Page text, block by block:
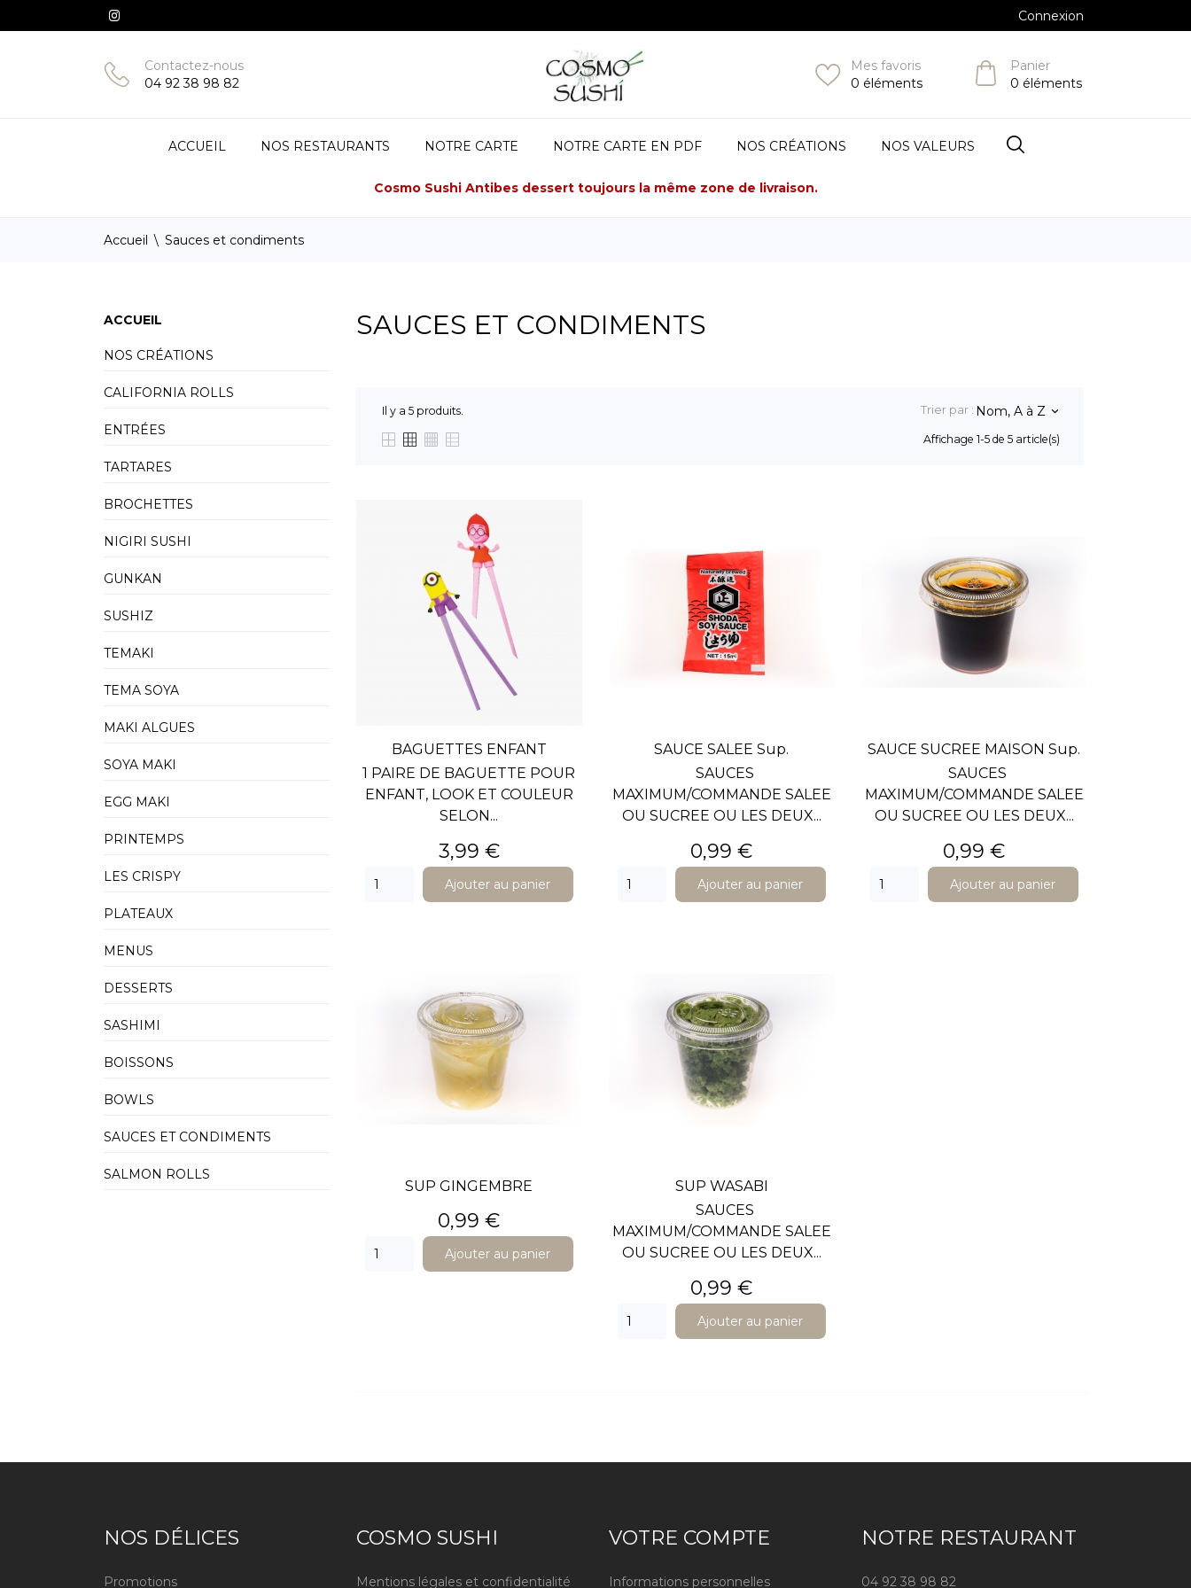
Connexion
Contactez-nous
04 92 38 98 82
Mes favoris
0 éléments
Panier
0 éléments
ACCUEIL NOS RESTAURANTS NOTRE CARTE NOTRE CARTE EN PDF NOS CRÉATIONS NOS VALEURS
Cosmo Sushi Antibes dessert toujours la même zone de livraison.
Accueil Sauces et condiments
ACCUEIL
NOS CRÉATIONS
CALIFORNIA ROLLS
ENTRÉES
TARTARES
BROCHETTES
NIGIRI SUSHI
GUNKAN
SUSHIZ
TEMAKI
TEMA SOYA
MAKI ALGUES
SOYA MAKI
EGG MAKI
PRINTEMPS
LES CRISPY
PLATEAUX
MENUS
DESSERTS
SASHIMI
BOISSONS
BOWLS
SAUCES ET CONDIMENTS
SALMON ROLLS
SAUCES ET CONDIMENTS
Il y a 5 produits. Trier par : Nom, A à Z keyboard_arrow_down
Affichage 1-5 de 5 article(s)
BAGUETTES ENFANT
1 PAIRE DE BAGUETTE POUR
ENFANT, LOOK ET COULEUR
SELON...
Prix
3,99 €
Ajouter au panier
SAUCE SALEE Sup.
SAUCES
MAXIMUM/COMMANDE SALEE
OU SUCREE OU LES DEUX...
Prix
0,99 €
Ajouter au panier
SAUCE SUCREE MAISON Sup.
SAUCES
MAXIMUM/COMMANDE SALEE
OU SUCREE OU LES DEUX...
Prix
0,99 €
Ajouter au panier
SUP GINGEMBRE
Prix
0,99 €
Ajouter au panier
SUP WASABI
SAUCES
MAXIMUM/COMMANDE SALEE
OU SUCREE OU LES DEUX...
Prix
0,99 €
Ajouter au panier
NOS DÉLICES
Promotions
COSMO SUSHI
Mentions légales et confidentialité
VOTRE COMPTE
Informations personnelles
NOTRE RESTAURANT
04 92 38 98 82